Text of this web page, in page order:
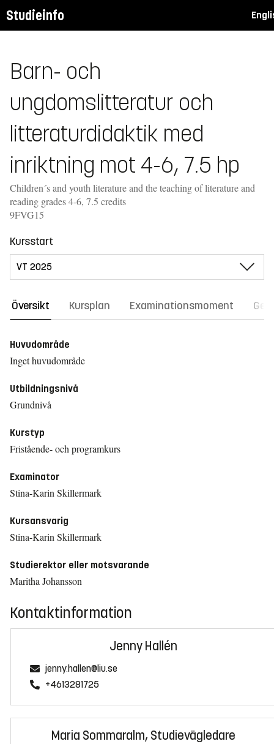
Studieinfo
Barn- och
ungdomslitteratur och
litteraturdidaktik med
inriktning mot 4-6, 7.5 hp
Children´s and youth literature and the teaching of literature and
reading grades 4-6, 7.5 credits
9FVG15
Kursstart
Översikt Kursplan Examinationsmoment
Huvudområde
Inget huvudområde
Utbildningsnivå
Grundnivå
Kurstyp
Fristående- och programkurs
Examinator
Stina-Karin Skillermark
Kursansvarig
Stina-Karin Skillermark
Studierektor eller motsvarande
Maritha Johansson
Kontaktinformation
Jenny Hallén
jenny.hallen@liu.se
+4613281725
Maria Sommaralm, Studievägledare